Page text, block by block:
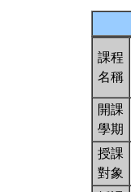
課程
名稱
開課
學期
授課
對象